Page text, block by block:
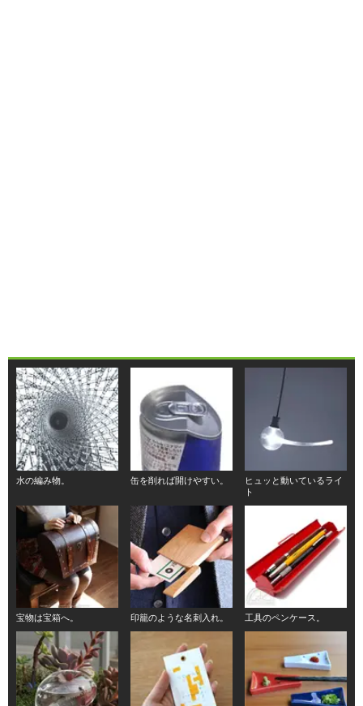
水の編み物。 缶を削れば開けやすい。
ヒュッと動いているライ
ト
宝物は宝箱へ。 印籠のような名刺入れ。 工具のペンケース。